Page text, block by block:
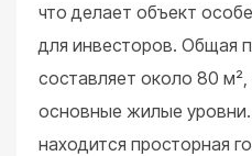
что делает объект
для инвесторов. Общая
составляет около 80
основные жилые
находится просторная